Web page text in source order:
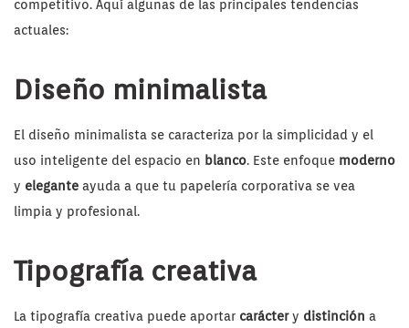
competitivo. Aquí algunas de las principales tendencias
actuales:
Diseño minimalista
El diseño minimalista se caracteriza por la simplicidad y el
uso inteligente del espacio en blanco. Este enfoque moderno
y elegante ayuda a que tu papelería corporativa se vea
limpia y profesional.
Tipografía creativa
La tipografía creativa puede aportar caráctery distinción a